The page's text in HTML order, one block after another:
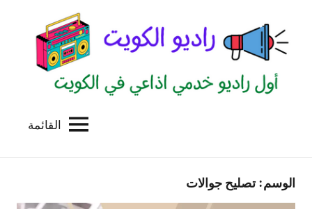
المحتوى
الكويت
للاعلانات
القائمة
الوسم:تصليح جوالات